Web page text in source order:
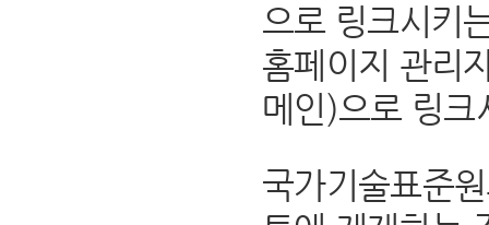
으로 링크시키
홈페이지 관리
메인)으로 링크
국가기술표준